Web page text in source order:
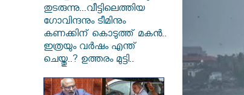
തുടരുന്നു...വീട്ടിലെത്തിയ
ഗോവിന്ദനും ടീമിനും
കണക്കിന് കൊടുത്ത് മകൻ..
ഇത്രയും വർഷം എന്ത്
ചെയ്തു..? ഉത്തരം മുട്ടി..